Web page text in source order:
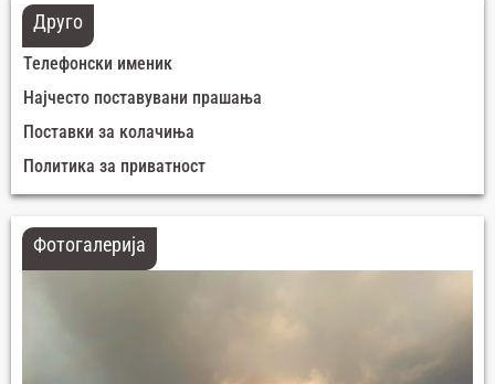
Друго
Телефонски именик
Најчесто поставувани прашања
Поставки за колачиња
Политика за приватност
Фотогалерија